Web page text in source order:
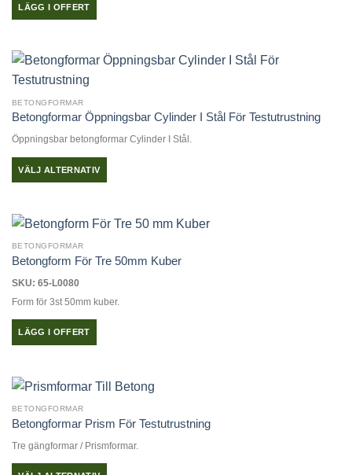
LÄGG I OFFERT
BETONGFORMAR
Betongformar Öppningsbar Cylinder I Stål För Testutrustning
Öppningsbar betongformar Cylinder I Stål.
VÄLJ ALTERNATIV
produkten
flera
De
olika
alternativen
kan
produktsidan
BETONGFORMAR
Betongform För Tre 50mm Kuber
SKU: 65-L0080
Form för 3st 50mm kuber.
LÄGG I OFFERT
BETONGFORMAR
Betongformar Prism För Testutrustning
Tre gängformar / Prismformar.